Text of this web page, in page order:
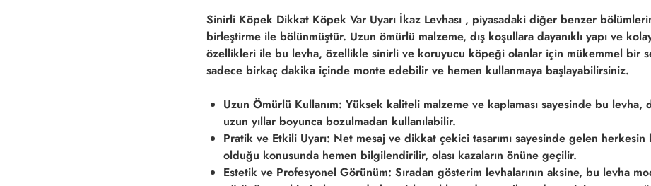
Sinirli Köpek Dikkat Köpek Var Uyarı İkaz Levhası , piyasadaki diğer benzer
birleştirme ile bölünmüştür. Uzun ömürlü malzeme, dış koşullara dayanıklı yapı ve
özellikleri ile bu levha, özellikle sinirli ve koruyucu köpeği olanlar için mükemmel bir
sadece birkaç dakika içinde monte edebilir ve hemen kullanmaya başlayabilirsiniz.
Uzun Ömürlü Kullanım: Yüksek kaliteli malzeme ve kaplaması sayesinde bu levha,
uzun yıllar boyunca bozulmadan kullanılabilir.
Pratik ve Etkili Uyarı: Net mesaj ve dikkat çekici tasarımı sayesinde gelen
olduğu konusunda hemen bilgilendirilir, olası kazaların önüne geçilir.
Estetik ve Profesyonel Görünüm: Sıradan gösterim levhalarının aksine, bu levha